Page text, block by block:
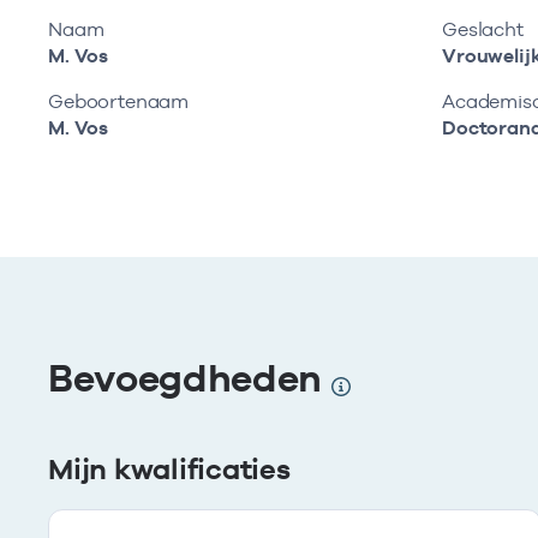
Naam
M. Vos
Geboortenaam
M. Vos
Geslacht
Bevoegdheden
Mijn kwalificaties